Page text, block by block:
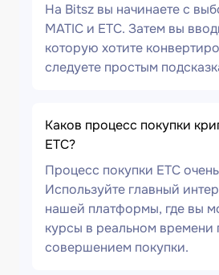
На Bitsz вы начинаете с
MATIC и ETC. Затем вы
которую хотите
следуете простым
Каков процесс покупки
ETC?
Процесс покупки ETC
Используйте главный
нашей платформы, где вы
курсы в реальном времени
совершением покупки.